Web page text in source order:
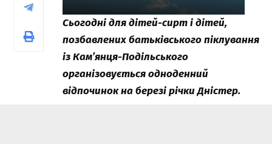
Сьогодні для дітей-сирт і дітей,
позбавлених батьківського піклування
із Кам’янця-Подільського
організовується одноденний
відпочинок на березі річки Дністер.